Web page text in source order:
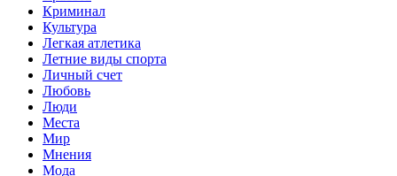
Криминал
Культура
Легкая атлетика
Летние виды спорта
Личный счет
Любовь
Люди
Места
Мир
Мнения
Мода